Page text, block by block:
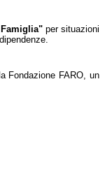
per situazioni
Fondazione FARO, un